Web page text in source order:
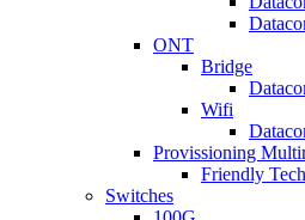
ONT
Bridge
Wifi
Provissioning
Friendly
Switches